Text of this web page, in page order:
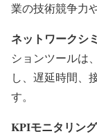
業の技術競争力
ネットワークシ
ションツールは
し、遅延時間、
す。
KPIモニタリン